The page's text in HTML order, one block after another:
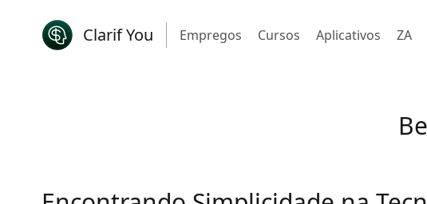
Clarif You Empregos Cursos Aplicativos ZA